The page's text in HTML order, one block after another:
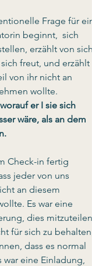
Frage für ein
beginnt,  sich
erzählt von sich
freut, und erzählt
von ihr nicht an
wollte.
er I sie sich
wäre, als an dem
Check-in fertig
jeder von uns
an diesem
Es war eine
dies mitzuteilen
für sich zu behalten,
dass es normal
war eine Einladung,